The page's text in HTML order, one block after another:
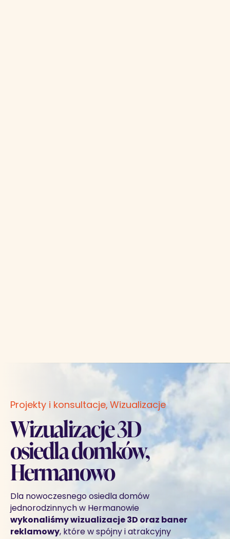
Projekty i konsultacje Wizualizacje
Wizualizacje 3D
osiedla domków,
Hermanowo
Dla nowoczesnego osiedla domów
jednorodzinnych w Hermanowie
wykonaliśmy wizualizacje 3D oraz baner
reklamowy, które w spójny i atrakcyjny